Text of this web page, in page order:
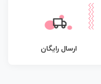
ارسال رایگان